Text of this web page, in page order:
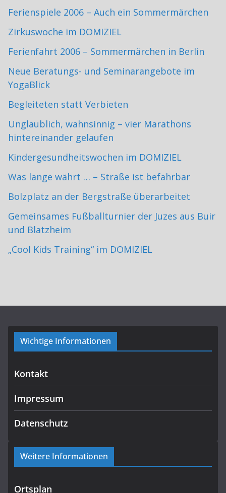
Ferienspiele 2006 – Auch ein Sommermärchen
Zirkuswoche im DOMIZIEL
Ferienfahrt 2006 – Sommermärchen in Berlin
Neue Beratungs- und Seminarangebote im
YogaBlick
Begleiteten statt Verbieten
Unglaublich, wahnsinnig – vier Marathons
hintereinander gelaufen
Kindergesundheitswochen im DOMIZIEL
Was lange währt … – Straße ist befahrbar
Bolzplatz an der Bergstraße überarbeitet
Gemeinsames Fußballturnier der Juzes aus Buir
und Blatzheim
„Cool Kids Training“ im DOMIZIEL
Wichtige Informationen
Kontakt
Impressum
Datenschutz
Weitere Informationen
Ortsplan